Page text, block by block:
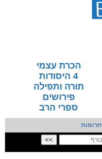
הכרת עצמי
4 היסודות
תורה ותפילה
פירושים
ספרי הרב
תרומות